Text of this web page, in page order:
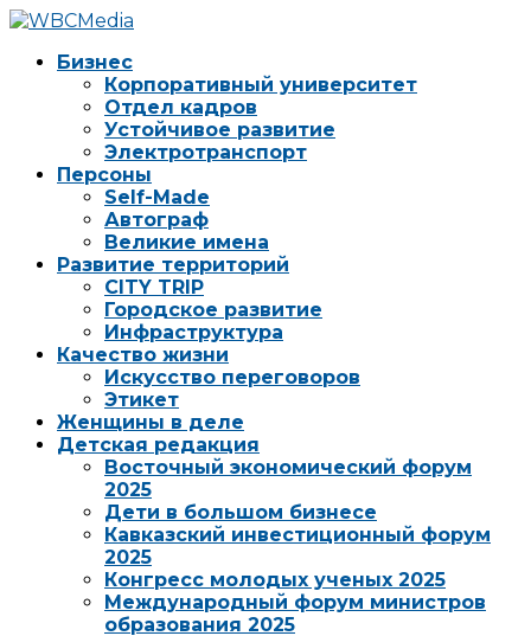
Бизнес
Корпоративный университет
Отдел кадров
Устойчивое развитие
Электротранспорт
Персоны
Self-Made
Автограф
Великие имена
Развитие территорий
CITY TRIP
Городское развитие
Инфраструктура
Качество жизни
Искусство переговоров
Этикет
Женщины в деле
Детская редакция
Восточный экономический форум
2025
Дети в большом бизнесе
Кавказский инвестиционный форум
2025
Конгресс молодых ученых 2025
Международный форум министров
образования 2025